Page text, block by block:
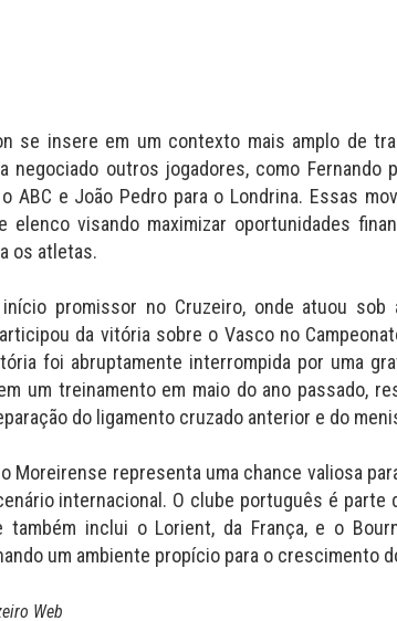
se insere em um contexto mais amplo de
negociado outros jogadores, como Fernando
ABC e João Pedro para o Londrina. Essas
elenco visando maximizar oportunidades
os atletas.
promissor no Cruzeiro, onde atuou sob
da vitória sobre o Vasco no
foi abruptamente interrompida por uma
um treinamento em maio do ano passado,
do ligamento cruzado anterior e do
Moreirense representa uma chance valiosa
internacional. O clube português é parte
também inclui o Lorient, da França, e o
um ambiente propício para o crescimento
Web